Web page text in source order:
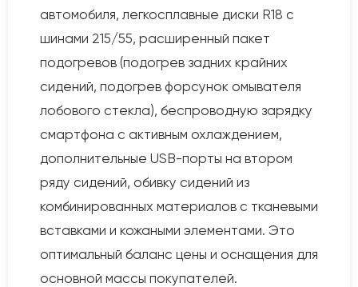
автомобиля, легкосплавные диски R18 с
шинами 215/55, расширенный пакет
подогревов (подогрев задних крайних
сидений, подогрев форсунок омывателя
лобового стекла), беспроводную зарядку
смартфона с активным охлаждением,
дополнительные USB-порты на втором
ряду сидений, обивку сидений из
комбинированных материалов с тканевыми
вставками и кожаными элементами. Это
оптимальный баланс цены и оснащения для
основной массы покупателей.